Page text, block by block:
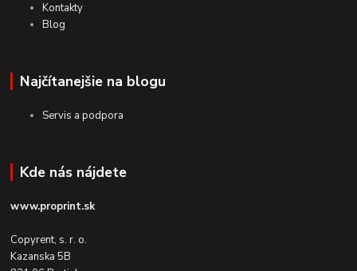
Kontakty
Blog
Najčítanejšie na blogu
Servis a podpora
Kde nás nájdete
www.proprint.sk
Copyrent, s. r. o.
Kazanska 5B